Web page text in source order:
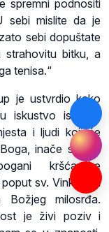
spremni podnositi
sebi mislite da je
sebi dopuštate
strahovitu bitku, a
tenisa.“
je ustvrdio kako
istinske
i ljudi koji će
inače smo u
kršćanske
sv. Vinka koji
milosrđa.
je živi poziv i